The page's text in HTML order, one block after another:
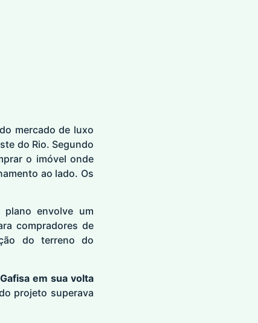
mercado de luxo
do Rio. Segundo
o imóvel onde
ao lado. Os
envolve um
compradores de
do terreno do
em sua volta
projeto superava